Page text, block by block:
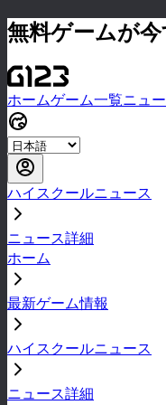
無料ゲームが
ホームゲーム一覧ニュ
ハイスクールニュース
ニュース詳細
ホーム
最新ゲーム情報
ハイスクールニュース
ニュース詳細